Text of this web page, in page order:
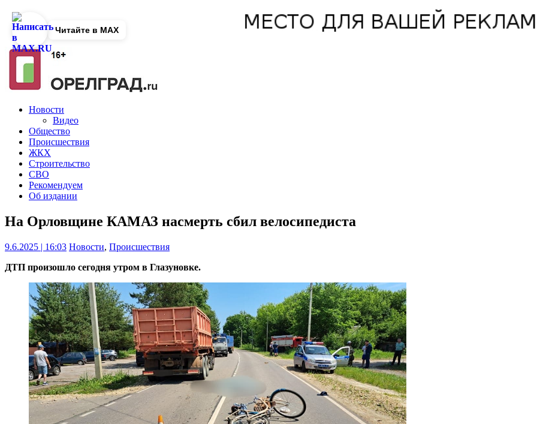
Новости
Видео
Общество
Происшествия
ЖКХ
Строительство
СВО
Рекомендуем
Об издании
На Орловщине КАМАЗ насмерть сбил велосипедиста
9.6.2025 | 16:03 Новости, Происшествия
ДТП произошло сегодня утром в Глазуновке.
Читайте в MAX